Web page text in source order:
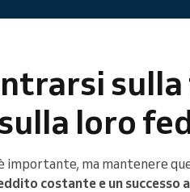
loro
ma mantenere
costante e un successo